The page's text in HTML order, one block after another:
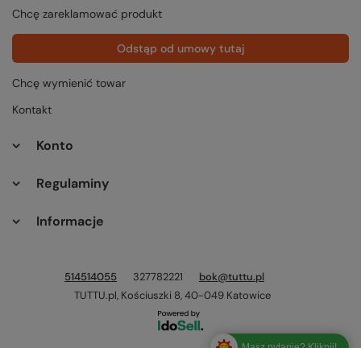
Chcę zareklamować produkt
Odstąp od umowy tutaj
Chcę wymienić towar
Kontakt
Konto
Regulaminy
Informacje
514514055 327782221
bok@tuttu.pl
TUTTU.pl, Kościuszki 8,40-049 Katowice